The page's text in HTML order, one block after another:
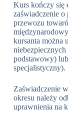
Kurs kończy się
zaświadczenie
przewozu
kursanta można
podstawowy)
specjalistyczny).
Zaświadczenie
okresu należy
uprawnienia na